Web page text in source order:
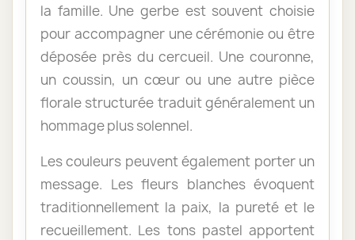
la famille. Une gerbe est souvent choisie
pour accompagner une cérémonie ou être
déposée près du cercueil. Une couronne,
un coussin, un cœur ou une autre pièce
florale structurée traduit généralement un
hommage plus solennel.
Les couleurs peuvent également porter un
message. Les fleurs blanches évoquent
traditionnellement la paix, la pureté et le
recueillement. Les tons pastel apportent